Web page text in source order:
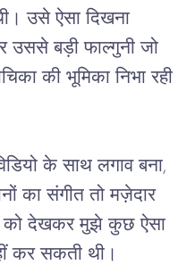
उसे ऐसा दिखना
उससे बड़ी फाल्गुनी जो
की भूमिका निभा रही
के साथ लगाव बना,
का संगीत तो मज़ेदार
को देखकर मुझे कुछ ऐसा
कर सकती थी।